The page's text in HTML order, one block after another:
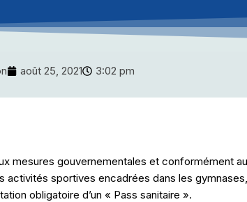
août 25, 2021 3:02 pm
mesures gouvernementales et conformément
activités sportives encadrées dans les
obligatoire d’un « Pass sanitaire ».